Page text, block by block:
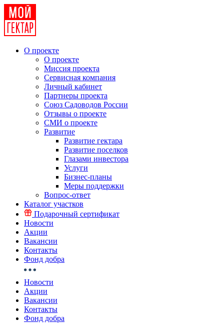
О проекте
О проекте
Миссия проекта
Сервисная компания
Личный кабинет
Партнеры проекта
Союз Садоводов России
Отзывы о проекте
СМИ о проекте
Развитие
Развитие гектара
Развитие поселков
Глазами инвестора
Услуги
Бизнес-планы
Меры поддержки
Вопрос-ответ
Каталог участков
Подарочный сертификат
Новости
Акции
Вакансии
Контакты
Фонд добра
Новости
Акции
Вакансии
Контакты
Фонд добра